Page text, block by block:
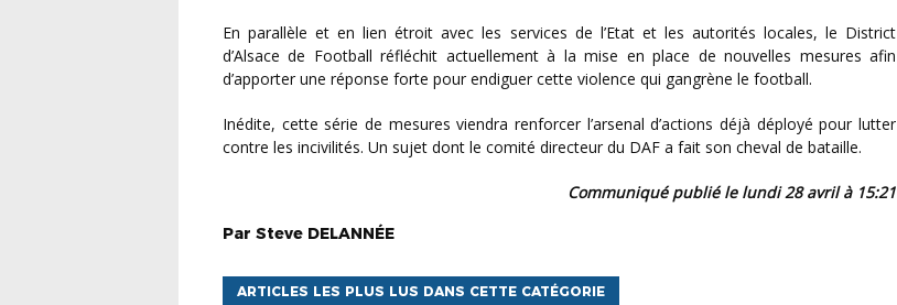
En parallèle et en lien étroit avec les services de l’Etat et les autorités locales, le District
d’Alsace de Football réfléchit actuellement à la mise en place de nouvelles mesures afin
d’apporter une réponse forte pour endiguer cette violence qui gangrène le football.
Inédite, cette série de mesures viendra renforcer l’arsenal d’actions déjà déployé pour lutter
contre les incivilités. Un sujet dont le comité directeur du DAF a fait son cheval de bataille.
Communiqué publié le lundi 28 avril à 15:21
Par Steve DELANNÉE
ARTICLES LES PLUS LUS DANS CETTE CATÉGORIE